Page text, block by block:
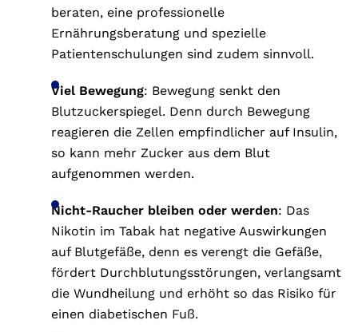
beraten, eine professionelle
Ernährungsberatung und spezielle
Patientenschulungen sind zudem sinnvoll.
Viel Bewegung: Bewegung senkt den
Blutzuckerspiegel. Denn durch Bewegung
reagieren die Zellen empfindlicher auf Insulin,
so kann mehr Zucker aus dem Blut
aufgenommen werden.
Nicht-Raucher bleiben oder werden: Das
Nikotin im Tabak hat negative Auswirkungen
auf Blutgefäße, denn es verengt die Gefäße,
fördert Durchblutungsstörungen, verlangsamt
die Wundheilung und erhöht so das Risiko für
einen diabetischen Fuß.